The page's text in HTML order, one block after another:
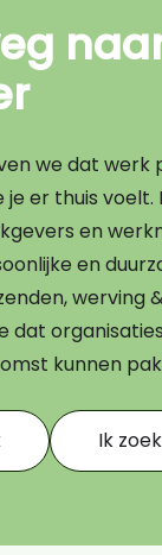
we dat werk
je er thuis
en
en
werving
dat
kunnen
Ik